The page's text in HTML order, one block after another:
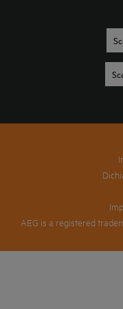
AEG is a registered